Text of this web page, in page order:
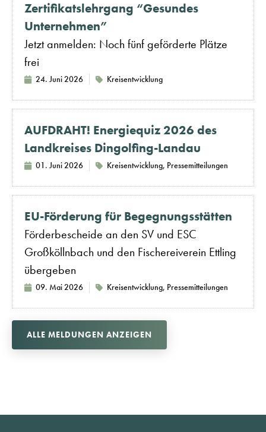
Zertifikatslehrgang “Gesundes
Unternehmen”
Jetzt anmelden: Noch fünf geförderte Plätze
frei
24. Juni 2026 Kreisentwicklung
AUFDRAHT! Energiequiz 2026 des
Landkreises Dingolfing-Landau
01. Juni 2026 Kreisentwicklung, Pressemitteilungen
EU-Förderung für Begegnungsstätten
Förderbescheide an den SV und ESC
Großköllnbach und den Fischereiverein Ettling
übergeben
09. Mai 2026 Kreisentwicklung, Pressemitteilungen
ALLE MELDUNGEN ANZEIGEN